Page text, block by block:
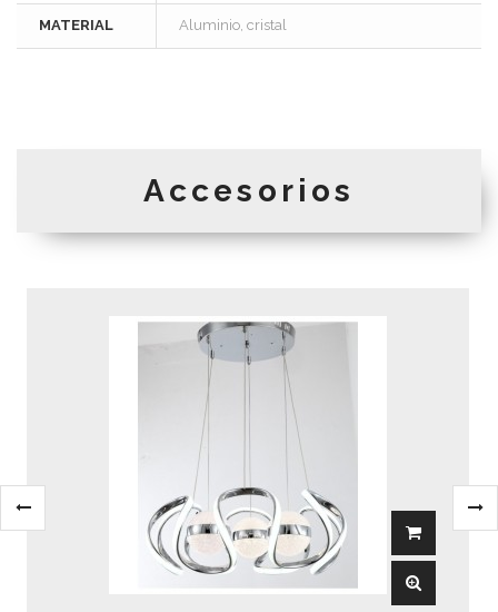
MATERIAL Aluminio, cristal
Accesorios